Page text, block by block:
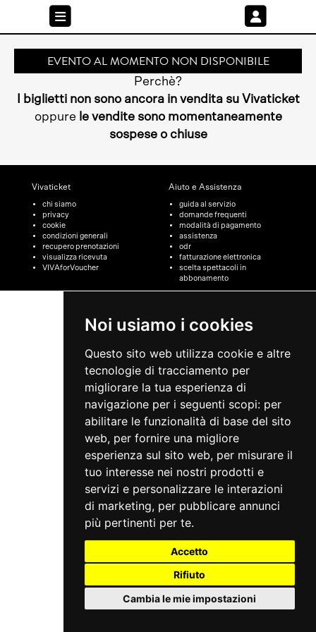
Noi usiamo i cookies
Questo sito web utilizza cookie e altre
tecnologie di tracciamento per
migliorare la tua esperienza di
navigazione per i seguenti scopi: per
abilitare le funzionalità di base del sito
web, per fornire una migliore
esperienza sul sito web, per misurare il
tuo interesse nei nostri prodotti e
servizi e personalizzare le interazioni
di marketing, per pubblicare annunci
più pertinenti per te.
Accetto
Rifiuto
Cambia le mie impostazioni
EVENTO AL MOMENTO NON DISPONIBILE
Perchè?
I biglietti non sono ancora in vendita su Vivaticket
oppure le vendite sono momentaneamente
sospese o chiuse
Vivaticket
chi siamo
privacy
cookie
condizioni generali
recupero prenotazioni
visualizza ricevuta
VIVAforVoucher
Aiuto e Assistenza
guida al servizio
domande frequenti
modalità di pagamento
assistenza
odr
fatturazione elettronica
scelta spettacoli in
abbonamento